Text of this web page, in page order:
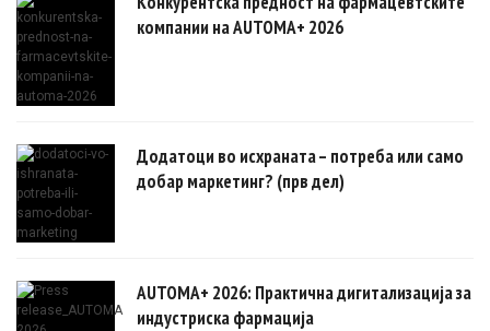
компании на AUTOMA+ 2026
Додатоци во исхраната – потреба или само
добар маркетинг? (прв дел)
AUTOMA+ 2026: Практична дигитализација за
индустриска фармација